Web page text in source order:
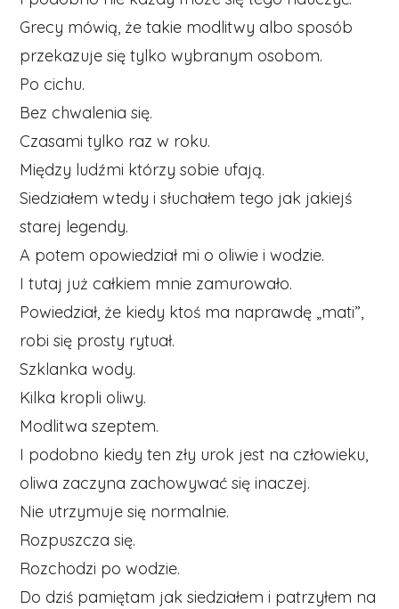
Grecy mówią, że takie modlitwy albo sposób
przekazuje się tylko wybranym osobom.
Po cichu.
Bez chwalenia się.
Czasami tylko raz w roku.
Między ludźmi którzy sobie ufają.
Siedziałem wtedy i słuchałem tego jak jakiejś
starej legendy.
A potem opowiedział mi o oliwie i wodzie.
I tutaj już całkiem mnie zamurowało.
Powiedział, że kiedy ktoś ma naprawdę „mati”,
robi się prosty rytuał.
Szklanka wody.
Kilka kropli oliwy.
Modlitwa szeptem.
I podobno kiedy ten zły urok jest na człowieku,
oliwa zaczyna zachowywać się inaczej.
Nie utrzymuje się normalnie.
Rozpuszcza się.
Rozchodzi po wodzie.
Do dziś pamiętam jak siedziałem i patrzyłem na